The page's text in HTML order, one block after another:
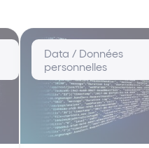
Data / Données
personnelles